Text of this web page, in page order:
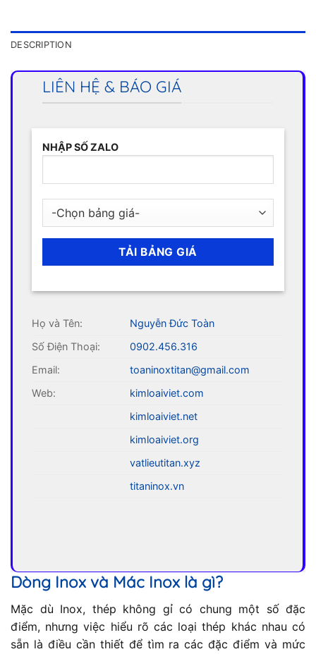
DESCRIPTION
LIÊN HỆ & BÁO GIÁ
NHẬP SỐ ZALO
Họ và Tên:
Nguyễn Đức Toàn
Số Điện Thoại:
0902.456.316
Email:
toaninoxtitan@gmail.com
Web:
kimloaiviet.com
kimloaiviet.net
kimloaiviet.org
vatlieutitan.xyz
titaninox.vn
Dòng Inox và Mác Inox là gì?
Mặc dù Inox, thép không gỉ có chung một số đặc
điểm, nhưng việc hiểu rõ các loại thép khác nhau có
sẵn là điều cần thiết để tìm ra các đặc điểm và mức